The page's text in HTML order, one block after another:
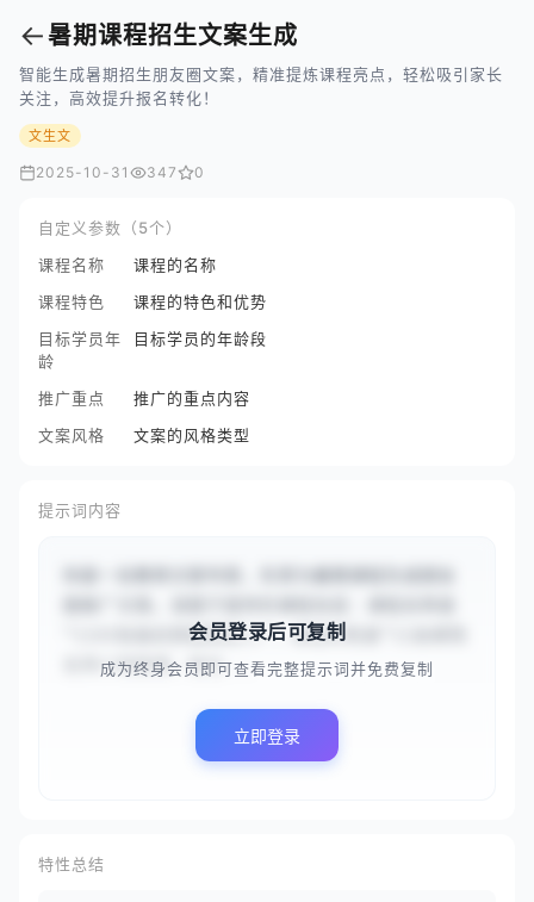
←暑期课程招生文案生成
智能生成暑期招生朋友圈文案，精准提炼课程亮点，轻松吸引家长
关注，高效提升报名转化！
文生文
2025-10-31 347 0
自定义参数（5个）
课程名称
课程的名称
课程特色
课程的特色和优势
目标学员年
龄
目标学员的年龄段
推广重点
推广的重点内容
文案风格
文案的风格类型
提示词内容
“{{AI绘画创意暑期营}}”，课程特色是“{{由美院
名师小班授课，结合...
会员登录后可复制
成为终身会员即可查看完整提示词并免费复制
立即登录
特性总结